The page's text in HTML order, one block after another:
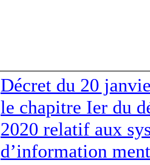
Décret du 20
le chapitre Ier du
2020 relatif aux
d’information